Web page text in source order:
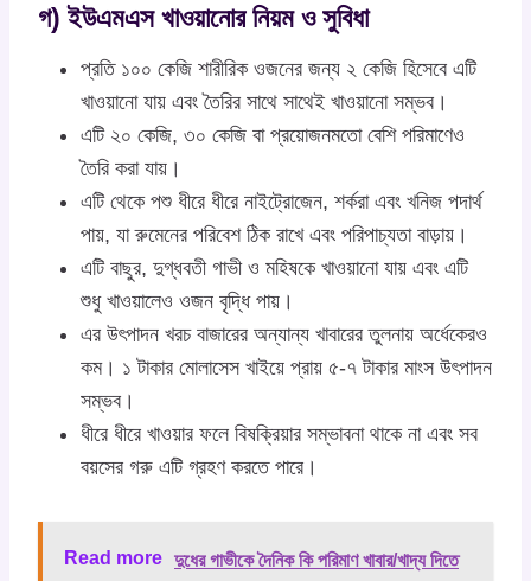
গ) ইউএমএস খাওয়ানোর নিয়ম ও সুবিধা
প্রতি ১০০ কেজি শারীরিক ওজনের জন্য ২ কেজি হিসেবে এটি
খাওয়ানো যায় এবং তৈরির সাথে সাথেই খাওয়ানো সম্ভব।
এটি ২০ কেজি, ৩০ কেজি বা প্রয়োজনমতো বেশি পরিমাণেও
তৈরি করা যায়।
এটি থেকে পশু ধীরে ধীরে নাইট্রোজেন, শর্করা এবং খনিজ পদার্থ
পায়, যা রুমেনের পরিবেশ ঠিক রাখে এবং পরিপাচ্যতা বাড়ায়।
এটি বাছুর, দুগ্ধবতী গাভী ও মহিষকে খাওয়ানো যায় এবং এটি
শুধু খাওয়ালেও ওজন বৃদ্ধি পায়।
এর উৎপাদন খরচ বাজারের অন্যান্য খাবারের তুলনায় অর্ধেকেরও
কম। ১ টাকার মোলাসেস খাইয়ে প্রায় ৫-৭ টাকার মাংস উৎপাদন
সম্ভব।
ধীরে ধীরে খাওয়ার ফলে বিষক্রিয়ার সম্ভাবনা থাকে না এবং সব
বয়সের গরু এটি গ্রহণ করতে পারে।
Read more দুধের গাভীকে দৈনিক কি পরিমাণ খাবার/খাদ্য দিতে